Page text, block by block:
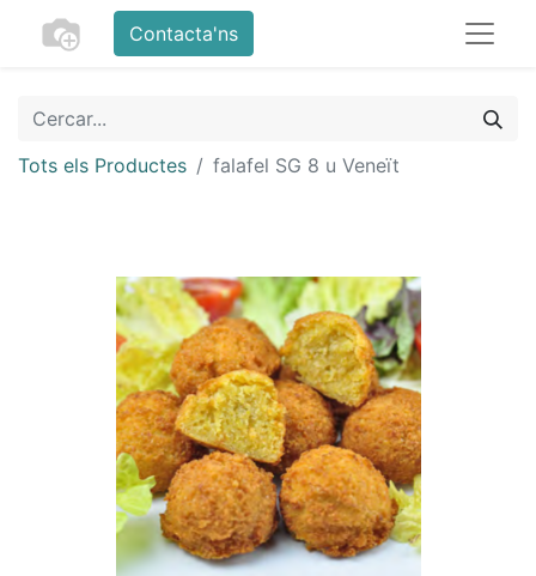
Contacta'ns
Tots els Productes falafel SG 8 u Veneït